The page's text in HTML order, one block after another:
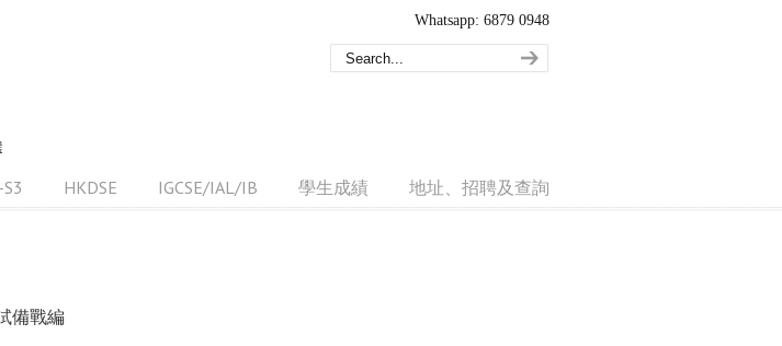
Whatsapp: 6879 0948
HKDSE IGCSE/IAL/IB 學生成績 地址、招聘及查詢
備戰編